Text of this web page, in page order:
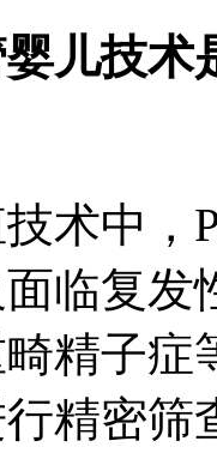
技术
中，
面临复
精子
精密筛